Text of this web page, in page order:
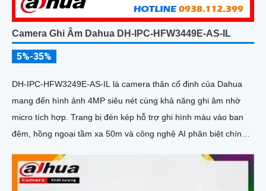
Camera Ghi Âm Dahua DH-IPC-HFW3449E-AS-IL
5%-35%
DH-IPC-HFW3249E-AS-IL là camera thân cố định của Dahua
mang đến hình ảnh 4MP siêu nét cùng khả năng ghi âm nhờ
micro tích hợp. Trang bị đèn kép hỗ trợ ghi hình màu vào ban
đêm, hồng ngoại tầm xa 50m và công nghệ AI phân biệt chính